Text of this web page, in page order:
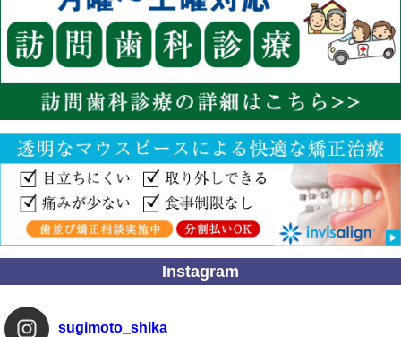
Instagram
sugimoto_shika